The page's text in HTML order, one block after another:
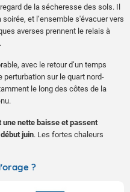
de la sécheresse des sols. Il
et l’ensemble s'évacuer vers
averses prennent le relais à
avec le retour d’un temps
perturbation sur le quart nord-
le long des côtes de la
nette baisse et passent
juin. Les fortes chaleurs
?